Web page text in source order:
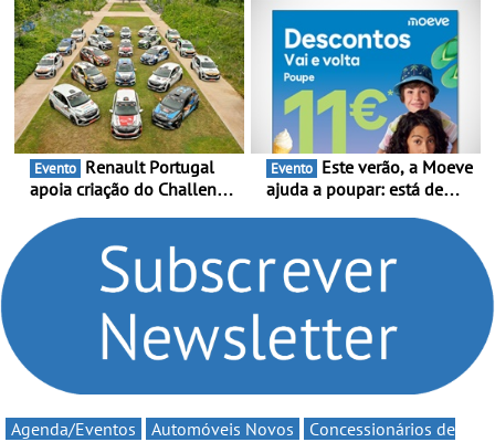
presença nacional ao lado
da mítica prova de ciclismo
e leva a sua gama SUV
multi-energia às estradas
de Portugal
Portugal Karting e mira boa
estreia - O Campeonato
Portugal Karting 2026
decorre entre 1 de Março e
6 de Setembro
Evento
apoia criação do Challenge
compromisso com o
automobilismo nacional
continua em 2026
Evento
ajuda a poupar: está de
Volta” com descontos de
Agenda/Eventos Automóveis Novos
Concessionários de